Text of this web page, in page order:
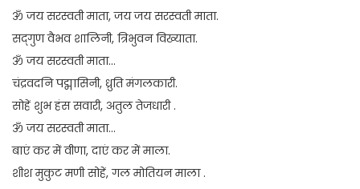
ॐ जय सरस्वती माता, जय जय सरस्वती माता.
सद्‍गुण वैभव शालिनी, त्रिभुवन विख्याता.
ॐ जय सरस्वती माता…
चंद्रवदनि पद्मासिनी, ध्रुति मंगलकारी.
सोहें शुभ हंस सवारी, अतुल तेजधारी .
ॐ जय सरस्वती माता…
बाएं कर में वीणा, दाएं कर में माला.
शीश मुकुट मणी सोहें, गल मोतियन माला .